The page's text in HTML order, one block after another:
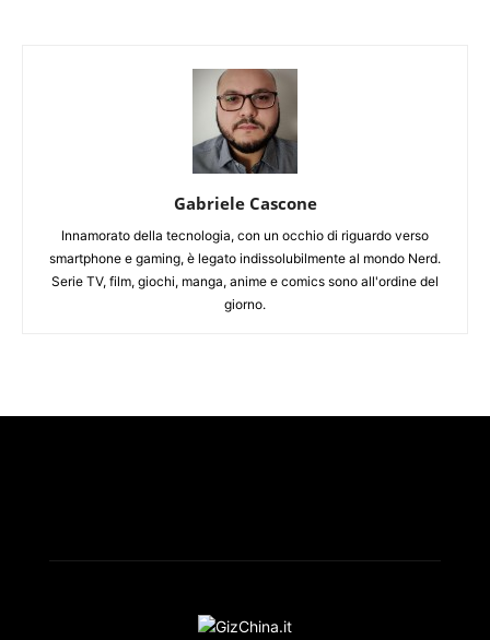
Gabriele Cascone
Innamorato della tecnologia, con un occhio di riguardo verso
smartphone e gaming, è legato indissolubilmente al mondo Nerd.
Serie TV, film, giochi, manga, anime e comics sono all'ordine del
giorno.